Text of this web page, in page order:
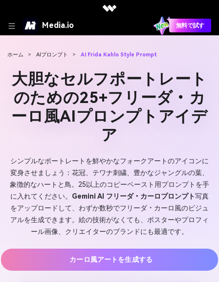
Media.io 無料で試す
ホーム > AIプロンプト > AI Frida Kahlo Style Prompt
大胆なセルフポートレート
のための25+フリーダ・カ
ーロ風AIプロンプトアイデ
ア
シンプルなポートレートを鮮やかなフォークアートのアイコンに
変身させましょう：花冠、テワナ刺繍、豊かなジャングルの葉、
象徴的なハートと鳥。25以上のコピーペースト用プロンプトを手
に入れてください。 Gemini AI フリーダ・カーロプロンプト写真
をアップロードして、わずか数秒でフリーダ・カーロ風のビジュ
アルを生成できます。絵の技術がなくても、ポスターやプロフィ
ール画像、クリエイターのブランドにも最適です。
カーロ風アートを生成する